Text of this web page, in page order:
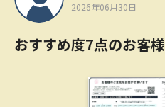
2026年06月30日
おすすめ度7点のお客様